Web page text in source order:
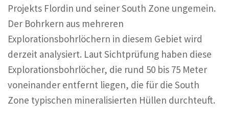
Projekts Flordin und seiner South Zone ungemein.
Der Bohrkern aus mehreren
Explorationsbohrlöchern in diesem Gebiet wird
derzeit analysiert. Laut Sichtprüfung haben diese
Explorationsbohrlöcher, die rund 50 bis 75 Meter
voneinander entfernt liegen, die für die South
Zone typischen mineralisierten Hüllen durchteuft.